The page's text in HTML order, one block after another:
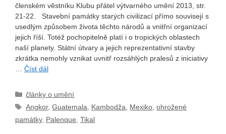
členském věstníku Klubu přátel výtvarného umění 2013, str.
21-22. Stavební památky starých civilizací přímo souvisejí s
usedlým způsobem života těchto národů a vnitřní organizací
jejich říší. Totéž pochopitelně platí i o tropických oblastech
naší planety. Státní útvary a jejich reprezentativní stavby
zkrátka nemohly vznikat uvnitř rozsáhlých pralesů z iniciativy
… Číst dál
Rubriky
články o umění
Štítky
Angkor,Guatemala, Kambodža, Mexiko,ohrožené
památky, Palenque, Tikal